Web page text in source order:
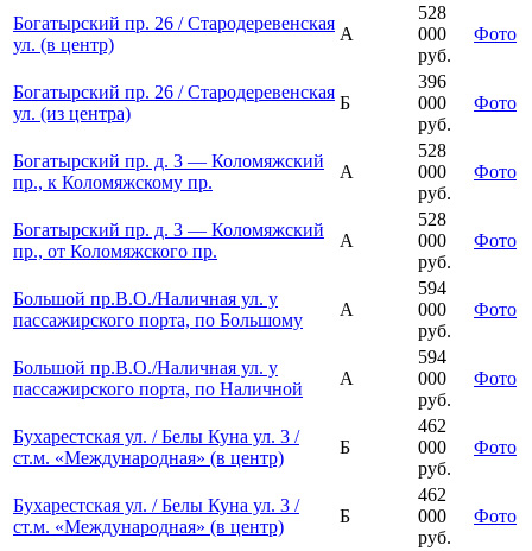
Богатырский пр. 26 / Стародеревенская
ул. (в центр)
А
528
000
руб.
Фото
Богатырский пр. 26 / Стародеревенская
ул. (из центра)
Б
396
000
руб.
Фото
Богатырский пр. д. 3 — Коломяжский
пр., к Коломяжскому пр.
А
528
000
руб.
Фото
Богатырский пр. д. 3 — Коломяжский
пр., от Коломяжского пр.
А
528
000
руб.
Фото
Большой пр.В.О./Наличная ул. у
пассажирского порта, по Большому
А
594
000
руб.
Фото
Большой пр.В.О./Наличная ул. у
пассажирского порта, по Наличной
А
594
000
руб.
Фото
Бухарестская ул. / Белы Куна ул. 3 /
ст.м. «Международная» (в центр)
Б
462
000
руб.
Фото
Бухарестская ул. / Белы Куна ул. 3 /
ст.м. «Международная» (в центр)
Б
462
000
руб.
Фото